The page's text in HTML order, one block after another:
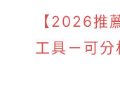
【2026推
工具－可